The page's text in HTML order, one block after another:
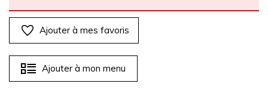
Ajouter à mes favoris
Ajouter à mon menu